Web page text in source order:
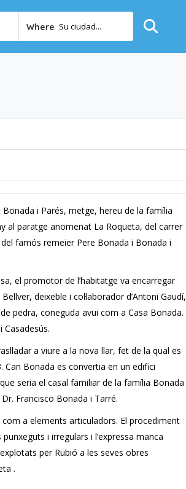
Where Su ciudad...
Bonada i Parés, metge, hereu de la família
al paratge anomenat La Roqueta, del carrer
famós remeier Pere Bonada i Bonada i
el promotor de l’habitatge va encarregar
deixeble i col·laborador d’Antoni Gaudí,
pedra, coneguda avui com a Casa Bonada.
Casadesús.
a viure a la nova llar, fet de la qual es
Can Bonada es convertia en un edifici
seria el casal familiar de la família Bonada
Francisco Bonada i Tarré.
a elements articuladors. El procediment
i irregulars i l’expressa manca
per Rubió a les seves obres
.